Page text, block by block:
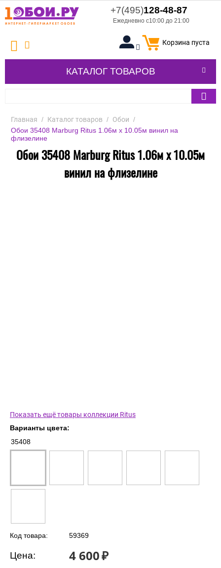
+7(495)128-48-87
Ежедневно с10:00 до 21:00
Корзина пуста
КАТАЛОГ ТОВАРОВ
Главная / Каталог товаров / Обои /
Обои 35408 Marburg Ritus 1.06м x 10.05м винил на
флизелине
Обои 35408 Marburg Ritus 1.06м x 10.05м
винил на флизелине
Показать ещё товары коллекции Ritus
Варианты цвета:
35408
Код товара: 59369
Цена: 4 600₽